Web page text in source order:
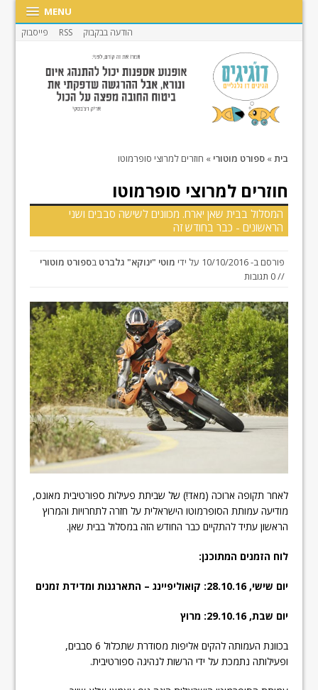
MENU
הודעה בבקבוק RSS פייסבוק
בית» ספורט מוטורי » חוזרים למרוצי סופרמוטו
חוזרים למרוצי סופרמוטו
המסלול בבית שאן יארח. מכוונים לשישה סבבים ושני
הראשונים - כבר בחודש זה
פורסם ב-10/10/2016 על ידי מוטי "ינוקא" גלברט בספורט מוטורי
// 0 תגובות
לאחר תקופה ארוכה (מאד!) של שביתת פעילות ספורטיבית מאונס,
מודיעה עמותת הסופרמוטו הישראלית על חזרה לתחרויות והמרוץ
הראשון עתיד להתקיים כבר החודש הזה במסלול בבית שאן.
לוח הזמנים המתוכנן:
יום שישי, 28.10.16: קואוליפיינג – התארגנות ומדידת זמנים
יום שבת, 29.10.16: מרוץ
בכוונת העמותה להקים אליפות מסודרת שתכלול 6 סבבים,
ופעילותה נתמכת על ידי הרשות לנהיגה ספורטיבית.